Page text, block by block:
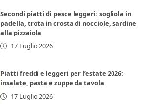
Secondi piatti di pesce leggeri: sogliola in
padella, trota in crosta di nocciole, sardine
alla pizzaiola
17 Luglio 2026
Piatti freddi e leggeri per l’estate 2026:
insalate, pasta e zuppe da tavola
17 Luglio 2026